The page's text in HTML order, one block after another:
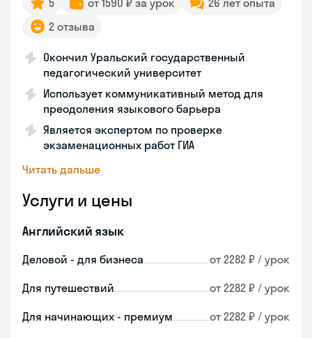
5 от 1590 ₽ за урок
26 лет опыта
2 отзыва
Окончил Уральский государственный
педагогический университет
Использует коммуникативный метод для
преодоления языкового барьера
Является экспертом по проверке
экзаменационных работ ГИА
Читать дальше
Услуги и цены
Английский язык
Деловой - для бизнеса от 2282 ₽ / урок
Для путешествий от 2282 ₽ / урок
Для начинающих - премиум от 2282 ₽ / урок